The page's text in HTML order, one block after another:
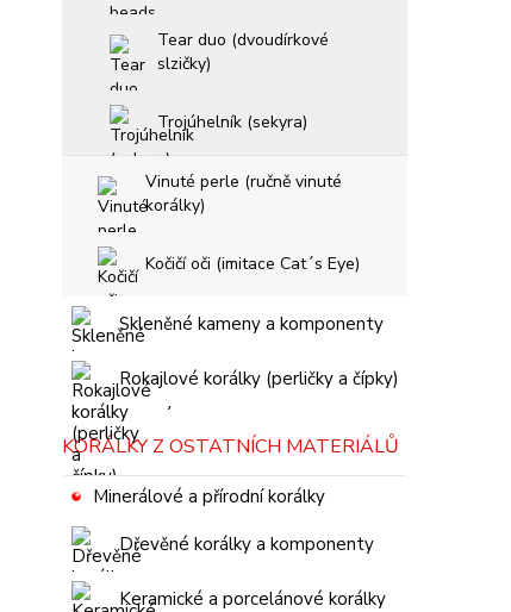
Tear duo (dvoudírkové
slzičky)
Trojúhelník (sekyra)
Vinuté perle (ručně vinuté
korálky)
Kočičí oči (imitace Cat´s Eye)
Skleněné kameny a komponenty
Rokajlové korálky (perličky a čípky)
KORÁLKY Z OSTATNÍCH MATERIÁLŮ
Minerálové a přírodní korálky
Dřevěné korálky a komponenty
Keramické a porcelánové korálky